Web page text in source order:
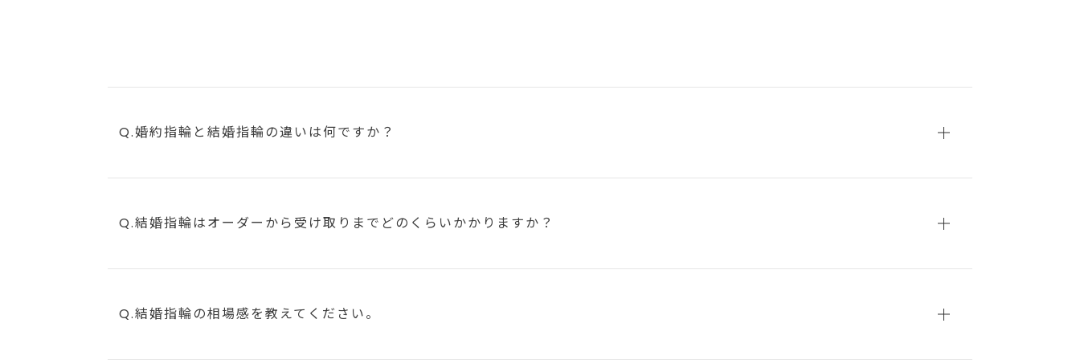
Q.婚約指輪と結婚指輪の違いは何ですか？
Q.結婚指輪はオーダーから受け取りまで どのくらいかかりますか？
Q.結婚指輪の相場感を教えてください。